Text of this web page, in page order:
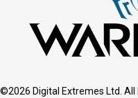
©2026 Digital Extremes Ltd.